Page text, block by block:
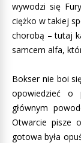
wywodzi się
ciężko w takiej
chorobą – tutaj
samcem alfa,
Bokser nie boi
opowiedzieć o
głównym
Otwarcie pisze
gotowa była